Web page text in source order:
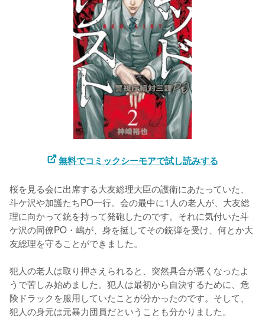
無料でコミックシーモアで試し読みする
桜を見る会に出席する大友総理大臣の護衛にあたっていた、
斗ケ沢や加護たちPO一行。会の最中に1人の老人が、大友総
理に向かって銃を持って発砲したのです。それに気付いた斗
ケ沢の同僚PO・嶋が、身を挺してその銃弾を受け、何とか大
友総理を守ることができました。
犯人の老人は取り押さえられると、突然具合が悪くなったよ
うで苦しみ始めました。犯人は最初から自決するために、危
険ドラックを服用していたことが分かったのです。そして、
犯人の身元は元暴力団員だということも分かりました。